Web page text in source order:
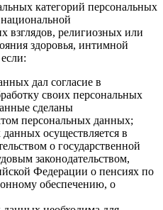
категорий персональных
взглядов, религиозных или
здоровья, интимной
дал согласие в
своих персональных
сделаны
персональных данных;
осуществляется в
о государственной
законодательством,
Федерации о пенсиях по
обеспечению, о